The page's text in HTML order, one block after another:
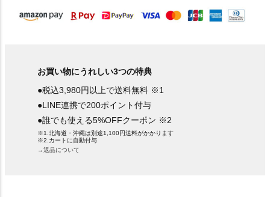
お買い物にうれしい3つの特典
●税込3,980円以上で送料無料 ※1
●LINE連携で200ポイント付与
●誰でも使える5%OFFクーポン ※2
※1.北海道・沖縄は別途1,100円送料がかかります
※2.カートに自動付与
→返品について